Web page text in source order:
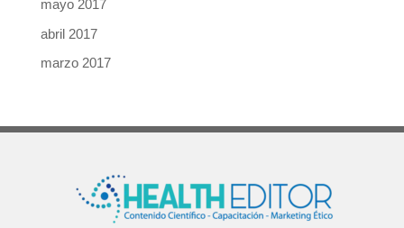
mayo 2017
abril 2017
marzo 2017